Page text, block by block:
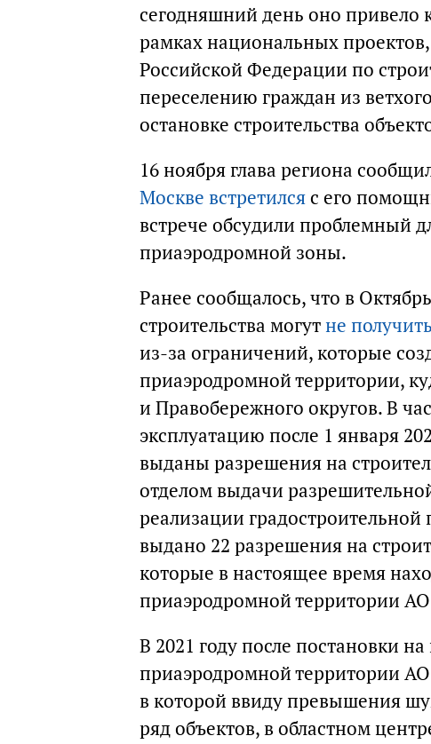
сегодняшний день оно привело
рамках национальных
Российской Федерации по
переселению граждан из
остановке строительства
16 ноября глава региона
Москве встретилсяс его
встрече обсудили проблемный
приаэродромной зоны.
Ранее сообщалось, что в
строительства могутне
из-за ограничений, которые
приаэродромной территории,
и Правобережного округов. В
эксплуатацию после 1 января
выданы разрешения на
отделом выдачи
реализации
выдано 22 разрешения на
которые в настоящее время
приаэродромной территории
В 2021 году после постановки
приаэродромной территории
в которой ввиду превышения
ряд объектов, в областном